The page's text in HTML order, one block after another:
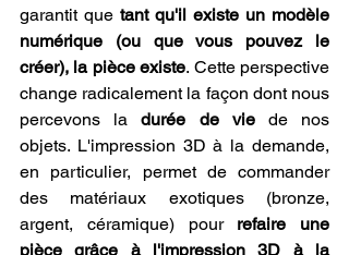
garantit que tant qu'il existe un modèle
numérique (ou que vous pouvez le
créer), la pièce existe. Cette perspective
change radicalement la façon dont nous
percevons la durée de vie de nos
objets. L'impression 3D à la demande,
en particulier, permet de commander
des matériaux exotiques (bronze,
argent, céramique) pour refaire une
pièce grâce à l'impression 3D à la